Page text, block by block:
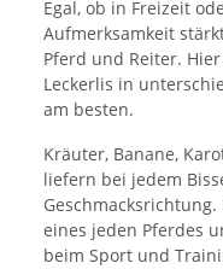
Egal, ob in Freizeit
Aufmerksamkeit
Pferd und Reiter.
Leckerlis in
am besten.
Kräuter, Banane,
liefern bei jedem
eines jeden Pferdes
beim Sport und